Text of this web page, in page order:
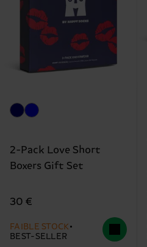
2-Pack Love Short
Boxers Gift Set
30 €
FAIBLE STOCK
BEST-SELLER